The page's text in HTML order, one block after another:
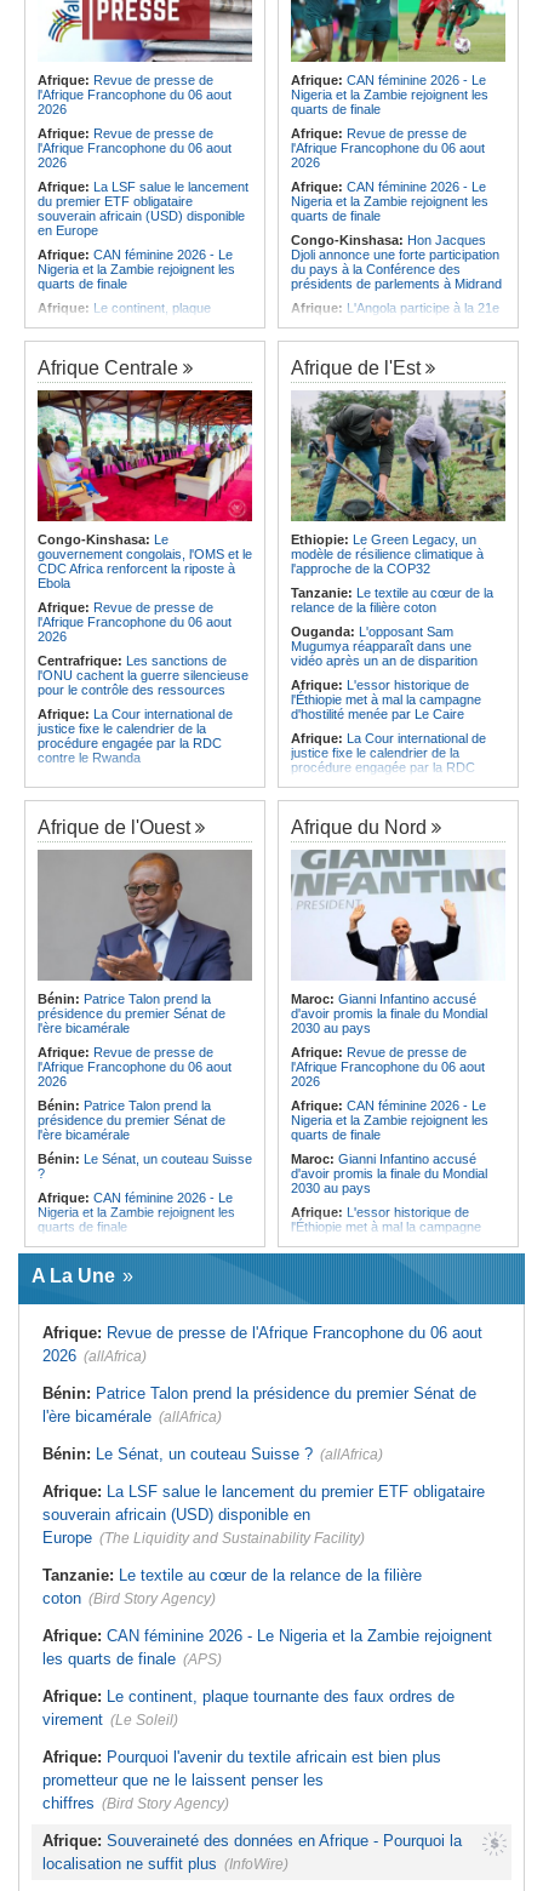
Afrique: Revue de presse de
l'Afrique Francophone du 06 aout
2026
Afrique: Revue de presse de
l'Afrique Francophone du 06 aout
2026
Afrique: La LSF salue le lancement
du premier ETF obligataire
souverain africain (USD) disponible
en Europe
Afrique: CAN féminine 2026 - Le
Nigeria et la Zambie rejoignent les
quarts de finale
Afrique: Le continent, plaque
Afrique:Pourquoi l'avenir du textile
africain est bien plus prometteur que
ne le laissent penser les chiffres
Afrique:L'essor historique de
l'Éthiopie met à mal la campagne
d'hostilité menée par Le Caire
Afrique:La Cour international de
justice fixe le calendrier de la
procédure engagée par la RDC
contre le Rwanda
Afrique:Ligue des Champions de la
CAF - L'Espérance exemptée au
premier tour, le Club Africain hérite
du Djoliba AC
Afrique: Un consortium européen
développe un modèle de production
novateur pour les ingrédients
opportunité pour le pays
Afrique: CAN féminine 2026 - Le
Nigeria et la Zambie rejoignent les
quarts de finale
Afrique: Revue de presse de
l'Afrique Francophone du 06 aout
2026
Afrique: CAN féminine 2026 - Le
Nigeria et la Zambie rejoignent les
quarts de finale
Congo-Kinshasa: Hon Jacques
Djoli annonce une forte participation
du pays à la Conférence des
présidents de parlements à Midrand
Afrique: L'Angola participe à la 21e
Afrique:CAN féminine - La Côte
d'Ivoire affrontera l'Algérie et le
Maroc fera face à l'Afrique du Sud
en quarts
Afrique: Revue de presse de
l'Afrique francophone du 05 août
2026
Afrique:L'Angola et l'UA préparent
le sommet sur la prévention et la
résolution des conflits
Angola:Le paiement échelonné
des services touristiques démarre
ce jeudi
Angola:Jiu-jitsu - Le pays
décroche une troisième médaille à
Afrique Centrale
Congo-Kinshasa: Le
gouvernement congolais, l'OMS et le
CDC Africa renforcent la riposte à
Ebola
Afrique: Revue de presse de
l'Afrique Francophone du 06 aout
2026
Centrafrique: Les sanctions de
l'ONU cachent la guerre silencieuse
pour le contrôle des ressources
Afrique: La Cour international de
justice fixe le calendrier de la
procédure engagée par la RDC
contre le Rwanda
Congo-Kinshasa:Plan stratégique
triennal 2026-2028 - L'IGF place la
digitalisation au coeur des réformes
Congo-Kinshasa:RDC - Félix
Tshisekedi place le CEFOCK au
coeur de bataille de l'appropriation
du Génocost !
Congo-Kinshasa: Matadi - Le
Kongo Central lance la campagne
de sensibilisation au deuxième
Recensement général de la
population et de l'habitat
Congo-Kinshasa: Le VPM Shabani
remet aux organisations politiques la
directive ministérielle de l'année
politique 2026
Congo-Kinshasa:Gratien de
Saint-Nicolas Iracan - « Je ne
soutiendrai jamais un dialogue
destiné au partage du pouvoir ou à
la légitimation des groupes armés »
Afrique de l'Est
Ethiopie: Le Green Legacy, un
modèle de résilience climatique à
l'approche de la COP32
Tanzanie: Le textile au cœur de la
relance de la filière coton
Ouganda: L'opposant Sam
Mugumya réapparaît dans une
vidéo après un an de disparition
Afrique: L'essor historique de
l'Éthiopie met à mal la campagne
d'hostilité menée par Le Caire
Afrique: La Cour international de
justice fixe le calendrier de la
procédure engagée par la RDC
Ethiopie:Addis-Abeba - L'église
d'Afrique lance officiellement son
'cheminement' vers la grande
Assemblée de 2028
Afrique de l'Est: Le pari du régime
érythréen - Pousser le Tigray vers
une zone tampon dans le cadre
d'une nouvelle guerre par
procuration
Ethiopie:Le Premier ministre Abiy
inaugure le nouveau terminal de
l'aéroport international de Bahir Dar
Afrique:La Croix-Rouge
éthiopienne appelle à une
mobilisation accrue des ressources
locales en Afrique
Afrique de l'Est:
les moyens, entraver la coopération
équitable par tous les moyens
Afrique de l'Ouest
Bénin: Patrice Talon prend la
présidence du premier Sénat de
l'ère bicamérale
Afrique: Revue de presse de
l'Afrique Francophone du 06 aout
2026
Bénin: Patrice Talon prend la
présidence du premier Sénat de
l'ère bicamérale
Bénin: Le Sénat, un couteau Suisse
?
Afrique: CAN féminine 2026 - Le
Nigeria et la Zambie rejoignent les
quarts de finale
Afrique:Le continent, plaque
tournante des faux ordres de
virement
Mali:Achat d'un avion présidentiel -
condamnation de l'ex-ministre de
l'Économie
France la restitution du crâne de
Bokar Biro et de trois de ses
proches
premier président
l'environnement - La Roots Wild
Foundation distinguée au Grand Prix
Nelson Mandela
Afrique du Nord
Maroc: Gianni Infantino accusé
d'avoir promis la finale du Mondial
2030 au pays
Afrique: Revue de presse de
l'Afrique Francophone du 06 aout
2026
Afrique: CAN féminine 2026 - Le
Nigeria et la Zambie rejoignent les
quarts de finale
Maroc: Gianni Infantino accusé
d'avoir promis la finale du Mondial
2030 au pays
Afrique: L'essor historique de
l'Éthiopie met à mal la campagne
blessés dans un grave accident de
calcinée à Moknine après le
rétablissement du courant
premier tour, le Club Africain hérite
Tunisie:Crise sanitaire au pays -
incontrôlable d'Ebola
A La Une
Afrique: Revue de presse de l'Afrique Francophone du 06 aout
2026 (allAfrica)
Bénin: Patrice Talon prend la présidence du premier Sénat de
l'ère bicamérale (allAfrica)
Bénin: Le Sénat, un couteau Suisse ? (allAfrica)
Afrique: La LSF salue le lancement du premier ETF obligataire
souverain africain (USD) disponible en
Europe (The Liquidity and Sustainability Facility)
Tanzanie: Le textile au cœur de la relance de la filière
coton (Bird Story Agency)
Afrique: CAN féminine 2026 - Le Nigeria et la Zambie rejoignent
les quarts de finale (APS)
Afrique: Le continent, plaque tournante des faux ordres de
virement (Le Soleil)
Afrique: Pourquoi l'avenir du textile africain est bien plus
prometteur que ne le laissent penser les
chiffres (Bird Story Agency)
Afrique: Souveraineté des données en Afrique - Pourquoi la
localisation ne suffit plus (InfoWire)